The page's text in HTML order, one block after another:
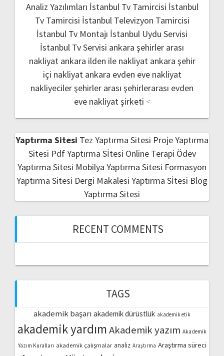
Analiz Yazılımları İstanbul Tv Tamircisi İstanbul
Tv Tamircisi İstanbul Televizyon Tamircisi
İstanbul Tv Montajı İstanbul Uydu Servisi
İstanbul Tv Servisi ankara şehirler arası
nakliyat ankara ilden ile nakliyat ankara şehir
içi nakliyat ankara evden eve nakliyat
nakliyeciler şehirler arası şehirlerarası evden
eve nakliyat şirketi <
Yaptırma Sitesi Tez Yaptırma Sitesi Proje Yaptırma
Sitesi Pdf Yaptırma Sİtesi Online Terapi Ödev
Yaptırma Sitesi Mobilya Yaptırma Sitesi Formasyon
Yaptırma Sitesi Dergi Makalesi Yaptırma Sİtesi Blog
Yaptırma Sitesi
RECENT COMMENTS
TAGS
akademik başarı akademik dürüstlük akademik etik
akademik yardımAkademik yazım Akademik
Yazım Kuralları akademik çalışmalar analiz Araştırma Araştırma süreci